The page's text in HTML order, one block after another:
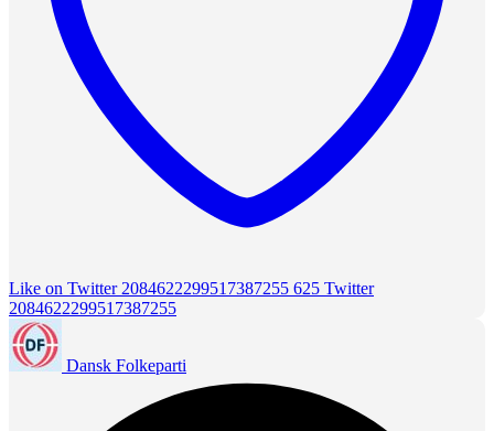
Like on Twitter 2084622299517387255 625 Twitter
2084622299517387255
Dansk Folkeparti